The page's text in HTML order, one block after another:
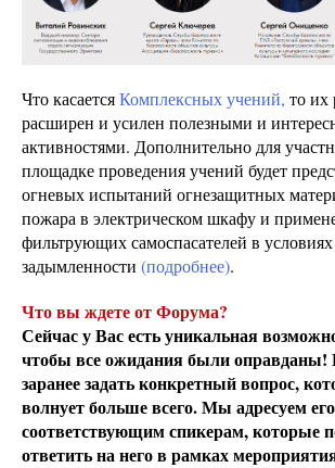
Что касаетсяКомплексных учений, то их
расширен и усилен полезными и
активностями. Дополнительно для
площадке проведения учений будет
огневых испытаний огнезащитных
пожара в электрическом шкафу и
фильтрующих самоспасателей в
задымленности (подробнее).
Что вы ждете от Форума?
Сейчас у Вас есть уникальная
чтобы все ожидания были оправданы!
заранее задать конкретный вопрос,
волнует больше всего. Мы адресуем его
соответствующим спикерам, которые
ответить на него в рамках